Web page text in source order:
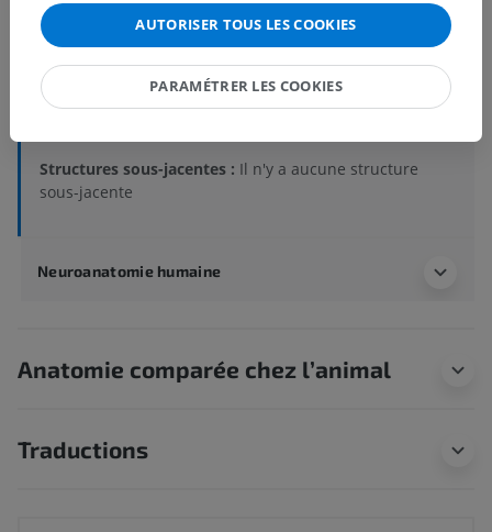
Anatomie humaine 1
Anatomie systémique> Système nerveux>
Système nerveux central
Substance blanche
Structures sous-jacentes : Il n'y a aucune structure
sous-jacente
Neuroanatomie humaine
Anatomie comparée chez l’animal
Traductions
AUTORISER TOUS LES COOKIES
PARAMÉTRER LES COOKIES